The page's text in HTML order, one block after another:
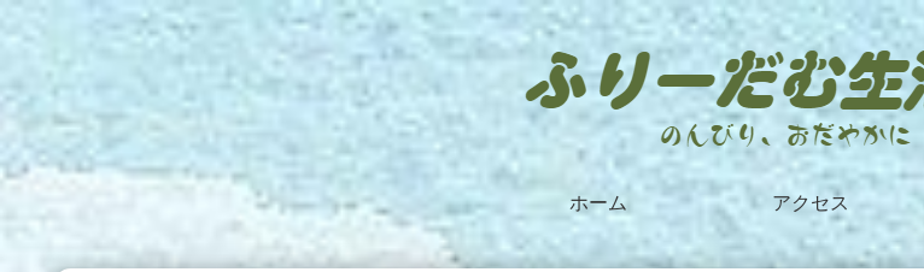
ホーム アクセス